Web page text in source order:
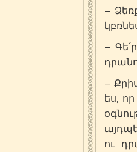
–
–
–
ես,
ու